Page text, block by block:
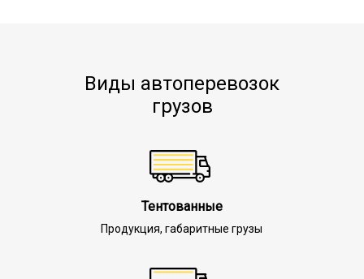
Виды автоперевозок
грузов
Тентованные
Продукция, габаритные грузы